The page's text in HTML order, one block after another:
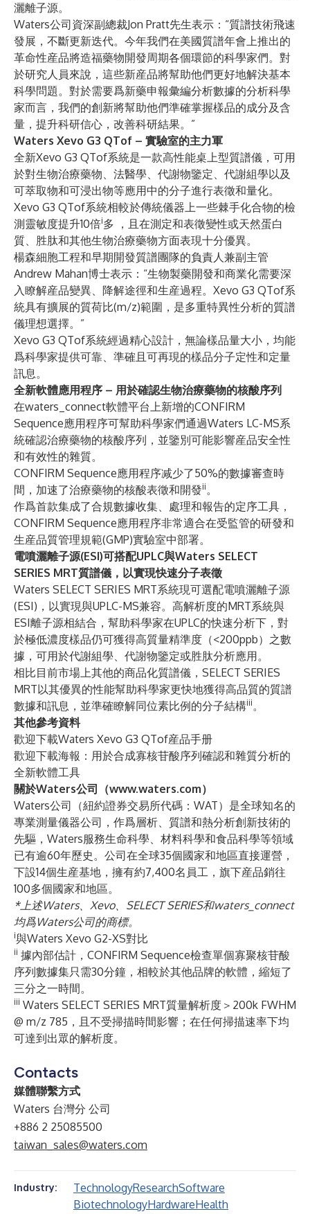
灑離子源。
Waters公司資深副總裁Jon Pratt先生表示：“質譜技術飛速
發展，不斷更新迭代。今年我們在美國質譜年會上推出的
革命性産品將造福藥物開發周期各個環節的科學家們。對
於研究人員來說，這些新産品將幫助他們更好地解決基本
科學問題。對於需要爲新藥申報彙編分析數據的分析科學
家而言，我們的創新將幫助他們準確掌握樣品的成分及含
量，提升科研信心，改善科研結果。”
Waters Xevo G3 QTof – 實驗室的主力軍
全新Xevo G3 QTof系統是一款高性能桌上型質譜儀，可用
於對生物治療藥物、法醫學、代謝物鑒定、代謝組學以及
可萃取物和可浸出物等應用中的分子進行表徵和量化。
Xevo G3 QTof系統相較於傳統儀器上一些棘手化合物的檢
測靈敏度提升10倍i多 ，且在測定和表徵變性或天然蛋白
質、胜肽和其他生物治療藥物方面表現十分優異。
楊森細胞工程和早期開發質譜團隊的負責人兼副主管
Andrew Mahan博士表示：“生物製藥開發和商業化需要深
入瞭解産品變異、降解途徑和生産過程。Xevo G3 QTof系
統具有擴展的質荷比(m/z)範圍，是多重特異性分析的質譜
儀理想選擇。”
Xevo G3 QTof系統經過精心設計，無論樣品量大小，均能
爲科學家提供可靠、準確且可再現的樣品分子定性和定量
訊息。
全新軟體應用程序 – 用於確認生物治療藥物的核酸序列
在waters_connect軟體平台上新增的CONFIRM
Sequence應用程序可幫助科學家們通過Waters LC-MS系
統確認治療藥物的核酸序列，並鑒別可能影響産品安全性
和有效性的雜質。
CONFIRM Sequence應用程序减少了50%的數據審查時
間，加速了治療藥物的核酸表徵和開發ii。
作爲首款集成了合規數據收集、處理和報告的定序工具，
CONFIRM Sequence應用程序非常適合在受監管的研發和
生産品質管理規範(GMP)實驗室中部署。
電噴灑離子源(ESI)可搭配UPLC與Waters SELECT
SERIES MRT質譜儀，以實現快速分子表徵
Waters SELECT SERIES MRT系統現可選配電噴灑離子源
(ESI)，以實現與UPLC-MS兼容。高解析度的MRT系統與
ESI離子源相結合，幫助科學家在UPLC的快速分析下，對
於極低濃度樣品仍可獲得高質量精準度（<200ppb）之數
據，可用於代謝組學、代謝物鑒定或胜肽分析應用。
相比目前市場上其他的商品化質譜儀，SELECT SERIES
MRT以其優異的性能幫助科學家更快地獲得高品質的質譜
數據和訊息，並準確瞭解同位素比例的分子結構iii。
其他參考資料
歡迎下載Waters Xevo G3 QTof産品手册
歡迎下載海報： 用於合成寡核苷酸序列確認和雜質分析的
全新軟體工具
關於Waters公司（www.waters.com）
Waters公司（紐約證券交易所代碼：WAT）是全球知名的
專業測量儀器公司，作爲層析、質譜和熱分析創新技術的
先驅，Waters服務生命科學、材料科學和食品科學等領域
已有逾60年歷史。公司在全球35個國家和地區直接運營，
下設14個生産基地，擁有約7,400名員工，旗下産品銷往
100多個國家和地區。
*上述Waters、 Xevo、 SELECT SERIES和waters_connect
均爲Waters公司的商標。
i與Waters Xevo G2-XS對比
ii 據內部估計，CONFIRM Sequence檢查單個寡聚核苷酸
序列數據集只需30分鐘，相較於其他品牌的軟體，縮短了
三分之一時間。
iii Waters SELECT SERIES MRT質量解析度＞200k FWHM
@ m/z 785，且不受掃描時間影響；在任何掃描速率下均
可達到出眾的解析度。
Contacts
媒體聯繫方式
Waters 台灣分 公司
+886 2 25085500
taiwan_sales@waters.com
Industry: TechnologyResearchSoftware
BiotechnologyHardwareHealth